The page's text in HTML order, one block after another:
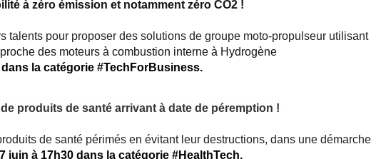
à zéro émission et notamment zéro CO2 !
talents pour proposer des solutions de groupe moto-propulseur utilisant
des moteurs à combustion interne à Hydrogène
la catégorie #TechForBusiness.
produits de santé arrivant à date de péremption !
de santé périmés en évitant leur destructions, dans une démarche
juin à 17h30 dans la catégorie #HealthTech.